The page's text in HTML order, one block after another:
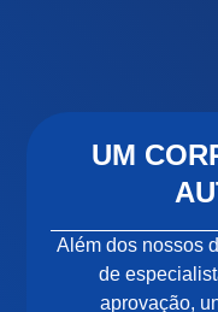
UM
Além dos nossos
de
aprovação,